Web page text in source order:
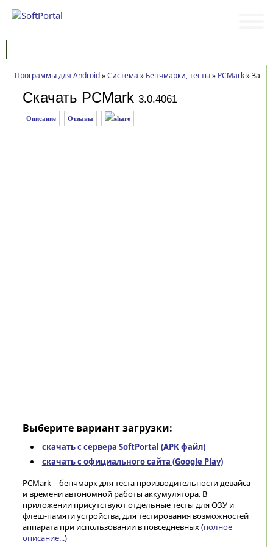
Программы для Android»Система » Бенчмарки, тесты» PCMark»
Скачать PCMark 3.0.4061
Описание Отзывы
Выберите вариант загрузки:
скачать с сервера SoftPortal (APK файл)
скачать с официального сайта (Google Play)
PCMark – бенчмарк для теста производительности девайса
и времени автономной работы аккумулятора. В
приложении присутствуют отдельные тесты для ОЗУ и
флеш-памяти устройства, для тестирования возможностей
аппарата при использовании в повседневных (полное
описание...)